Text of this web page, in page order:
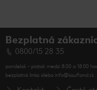
Bezplatná
0800/15 28 35
pondelok - piatok medzi 8:00 a 18:00
bezplatná linka alebo info@kaufland.sk